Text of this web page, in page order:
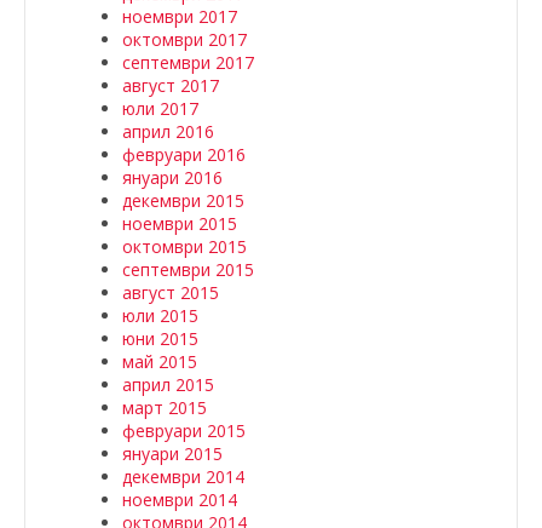
ноември 2017
октомври 2017
септември 2017
август 2017
юли 2017
април 2016
февруари 2016
януари 2016
декември 2015
ноември 2015
октомври 2015
септември 2015
август 2015
юли 2015
юни 2015
май 2015
април 2015
март 2015
февруари 2015
януари 2015
декември 2014
ноември 2014
октомври 2014